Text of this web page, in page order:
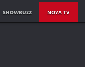
SHOWBUZZ NOVA TV